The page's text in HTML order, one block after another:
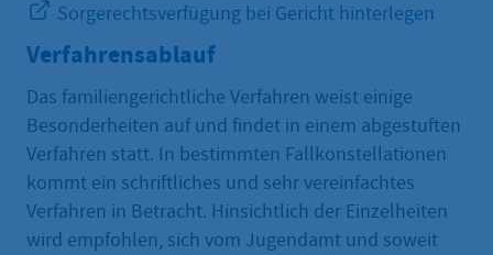
Sorgerechtsverfügung bei Gericht hinterlegen
Verfahrensablauf
Das familiengerichtliche Verfahren weist einige
Besonderheiten auf und findet in einem abgestuften
Verfahren statt. In bestimmten Fallkonstellationen
kommt ein schriftliches und sehr vereinfachtes
Verfahren in Betracht. Hinsichtlich der Einzelheiten
wird empfohlen, sich vom Jugendamt und soweit